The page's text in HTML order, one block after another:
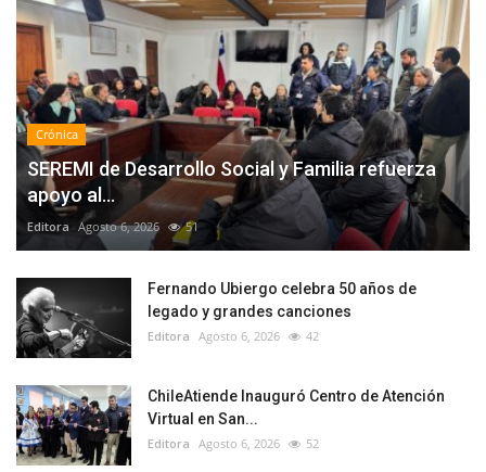
Crónica
SEREMI de Desarrollo Social y Familia refuerza
apoyo al...
Editora Agosto 6, 2026 51
Fernando Ubiergo celebra 50 años de
legado y grandes canciones
Editora Agosto 6, 2026 42
ChileAtiende Inauguró Centro de Atención
Virtual en San...
Editora Agosto 6, 2026 52